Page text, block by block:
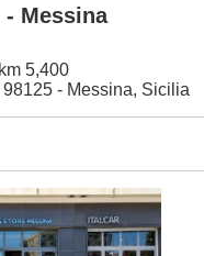
Messina
5,400
98125 - Messina, Sicilia